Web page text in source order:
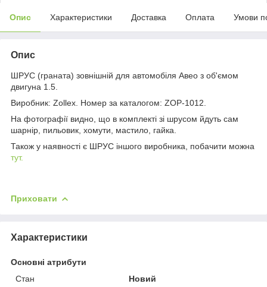
Опис Характеристики Доставка Оплата Умови
Опис
ШРУС (граната) зовнішній для автомобіля Авео з об'ємом
двигуна 1.5.
Виробник: Zollex. Номер за каталогом: ZOP-1012.
На фотографії видно, що в комплекті зі шрусом йдуть сам
шарнір, пильовик, хомути, мастило, гайка.
Також у наявності є ШРУС іншого виробника, побачити можна
тут.
Приховати
Характеристики
Основні атрибути
Стан
Новий